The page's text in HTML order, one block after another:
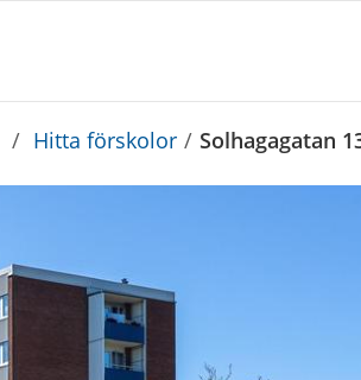
/ Hitta förskolor / Solhagagatan